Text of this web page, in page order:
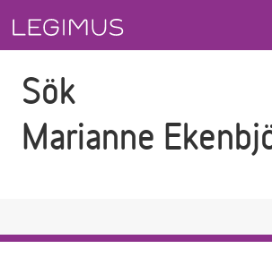
Sök
Marianne